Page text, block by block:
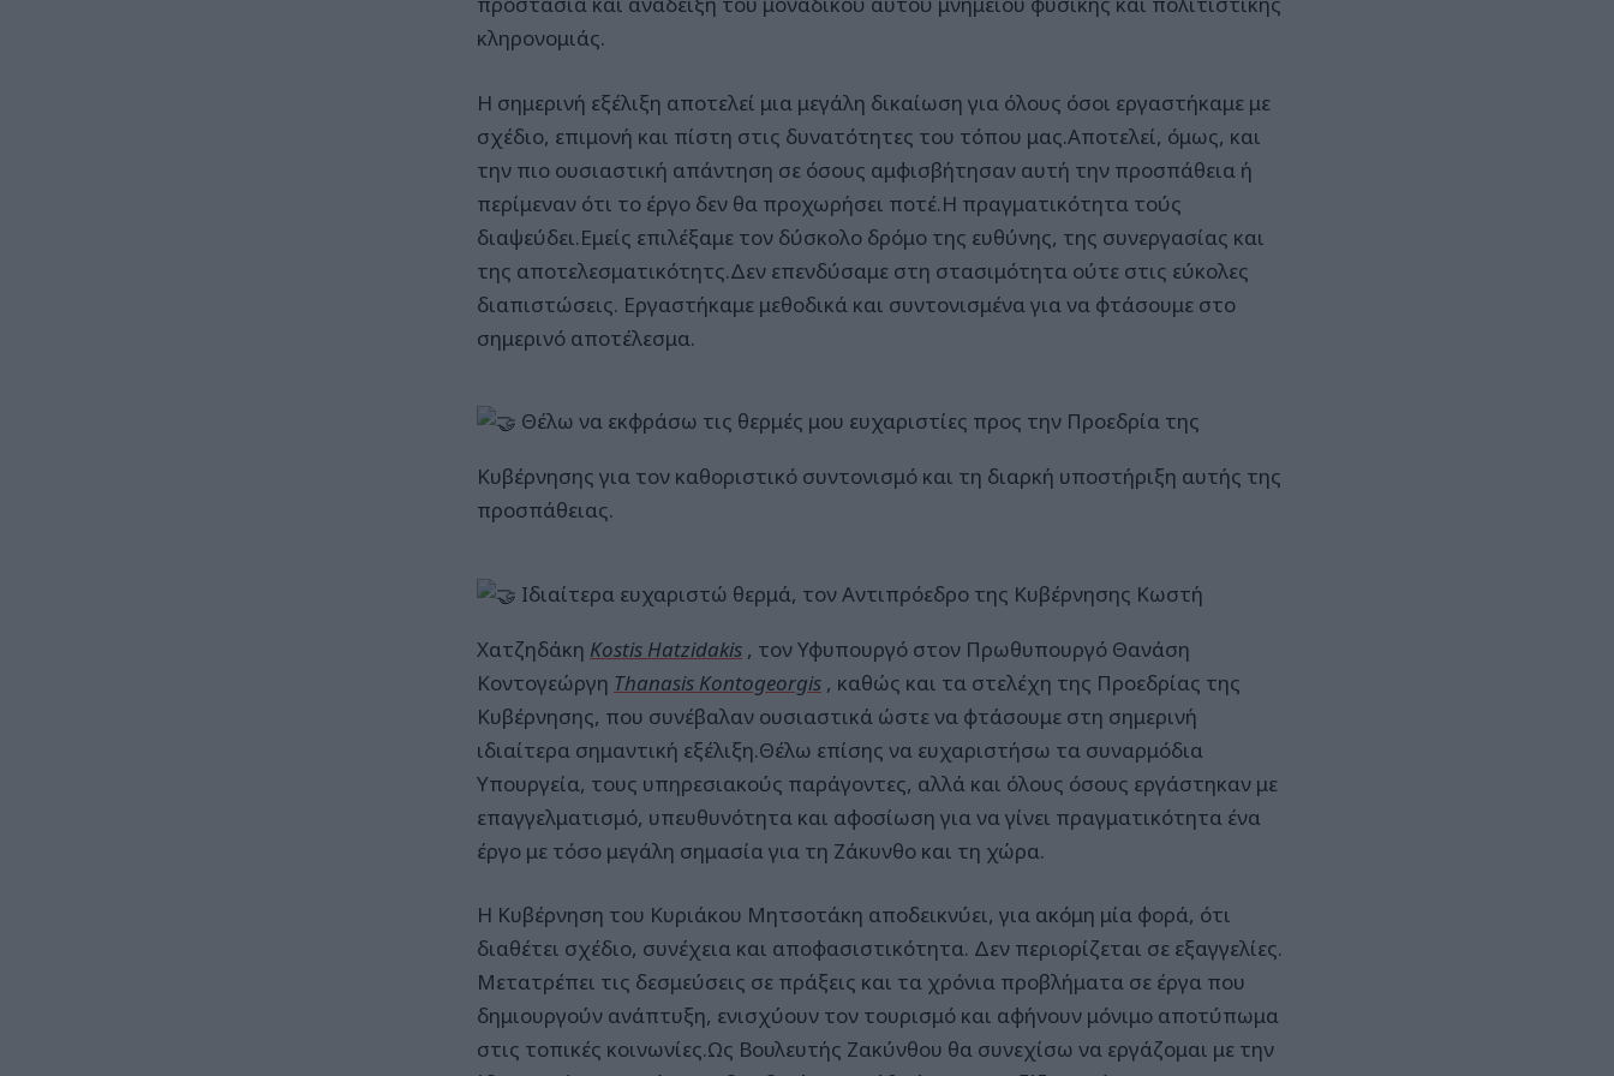
κληρονομιάς.
Η σημερινή εξέλιξη αποτελεί μια μεγάλη δικαίωση για όλους όσοι εργαστήκαμε με
σχέδιο, επιμονή και πίστη στις δυνατότητες του τόπου μας.Αποτελεί, όμως, και
την πιο ουσιαστική απάντηση σε όσους αμφισβήτησαν αυτή την προσπάθεια ή
περίμεναν ότι το έργο δεν θα προχωρήσει ποτέ.Η πραγματικότητα τούς
διαψεύδει.Εμείς επιλέξαμε τον δύσκολο δρόμο της ευθύνης, της συνεργασίας και
της αποτελεσματικότητς.Δεν επενδύσαμε στη στασιμότητα ούτε στις εύκολες
διαπιστώσεις. Εργαστήκαμε μεθοδικά και συντονισμένα για να φτάσουμε στο
σημερινό αποτέλεσμα.
Θέλω να εκφράσω τις θερμές μου ευχαριστίες προς την Προεδρία της
Κυβέρνησης για τον καθοριστικό συντονισμό και τη διαρκή υποστήριξη αυτής της
προσπάθειας.
Ιδιαίτερα ευχαριστώ θερμά, τον Αντιπρόεδρο της Κυβέρνησης Κωστή
Χατζηδάκη Kostis Hatzidakis , τον Υφυπουργό στον Πρωθυπουργό Θανάση
Κοντογεώργη Thanasis Kontogeorgis , καθώς και τα στελέχη της Προεδρίας της
Κυβέρνησης, που συνέβαλαν ουσιαστικά ώστε να φτάσουμε στη σημερινή
ιδιαίτερα σημαντική εξέλιξη.Θέλω επίσης να ευχαριστήσω τα συναρμόδια
Υπουργεία, τους υπηρεσιακούς παράγοντες, αλλά και όλους όσους εργάστηκαν με
επαγγελματισμό, υπευθυνότητα και αφοσίωση για να γίνει πραγματικότητα ένα
έργο με τόσο μεγάλη σημασία για τη Ζάκυνθο και τη χώρα.
Η Κυβέρνηση του Κυριάκου Μητσοτάκη αποδεικνύει, για ακόμη μία φορά, ότι
διαθέτει σχέδιο, συνέχεια και αποφασιστικότητα. Δεν περιορίζεται σε εξαγγελίες.
Μετατρέπει τις δεσμεύσεις σε πράξεις και τα χρόνια προβλήματα σε έργα που
δημιουργούν ανάπτυξη, ενισχύουν τον τουρισμό και αφήνουν μόνιμο αποτύπωμα
στις τοπικές κοινωνίες.Ως Βουλευτής Ζακύνθου θα συνεχίσω να εργάζομαι με την